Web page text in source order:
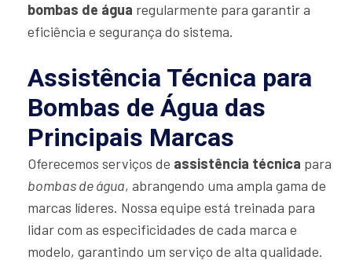
bombas de água regularmente para garantir a
eficiência e segurança do sistema.
Assistência Técnica para
Bombas de Água das
Principais Marcas
Oferecemos serviços de assistência técnica para
bombas de água, abrangendo uma ampla gama de
marcas líderes. Nossa equipe está treinada para
lidar com as especificidades de cada marca e
modelo, garantindo um serviço de alta qualidade.